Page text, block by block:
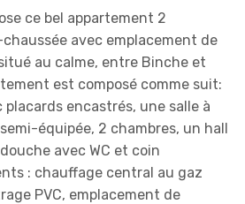
ce bel appartement 2
avec emplacement de
au calme, entre Binche et
est composé comme suit:
encastrés, une salle à
équipée, 2 chambres, un hall
avec WC et coin
: chauffage central au gaz
PVC, emplacement de